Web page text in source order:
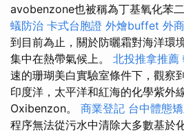
avobenzone也被稱為丁基氧化苯
蟻防治 卡式台胞證 外燴buffet 外
到目前為止，關於防曬霜對海洋環
集中在熱帶氣候上。 北投推拿推薦
速的珊瑚美白實驗室條件下，觀察
印度洋，太平洋和紅海的化學紫外
Oxibenzon。 商業登記 台中體態
程序無法從污水中清除大多數基於